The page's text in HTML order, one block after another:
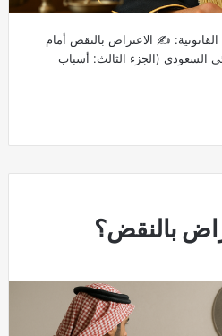
القانونية: ✍️ الاعتراض بالنقض أمام
السعودي (الجزء الثالث: أسباب
بالنقض؟